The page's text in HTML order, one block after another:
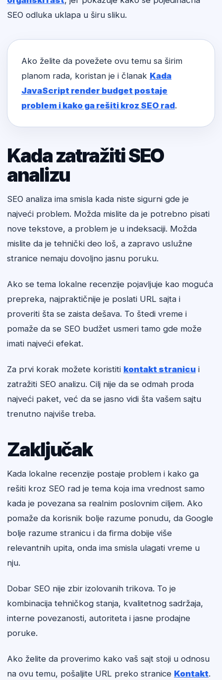
SEO odluka uklapa u širu sliku.
Ako želite da povežete ovu temu sa širim
planom rada, koristan je i članak Kada
JavaScript render budget postaje
problem i kako ga rešiti kroz SEO rad.
Kada zatražiti SEO
analizu
SEO analiza ima smisla kada niste sigurni gde je
najveći problem. Možda mislite da je potrebno pisati
nove tekstove, a problem je u indeksaciji. Možda
mislite da je tehnički deo loš, a zapravo uslužne
stranice nemaju dovoljno jasnu poruku.
Ako se tema lokalne recenzije pojavljuje kao moguća
prepreka, najpraktičnije je poslati URL sajta i
proveriti šta se zaista dešava. To štedi vreme i
pomaže da se SEO budžet usmeri tamo gde može
imati najveći efekat.
Za prvi korak možete koristiti kontakt stranicu i
zatražiti SEO analizu. Cilj nije da se odmah proda
najveći paket, već da se jasno vidi šta vašem sajtu
trenutno najviše treba.
Zaključak
Kada lokalne recenzije postaje problem i kako ga
rešiti kroz SEO rad je tema koja ima vrednost samo
kada je povezana sa realnim poslovnim ciljem. Ako
pomaže da korisnik bolje razume ponudu, da Google
bolje razume stranicu i da firma dobije više
relevantnih upita, onda ima smisla ulagati vreme u
nju.
Dobar SEO nije zbir izolovanih trikova. To je
kombinacija tehničkog stanja, kvalitetnog sadržaja,
interne povezanosti, autoriteta i jasne prodajne
poruke.
Ako želite da proverimo kako vaš sajt stoji u odnosu
na ovu temu, pošaljite URL preko stranice Kontakt.